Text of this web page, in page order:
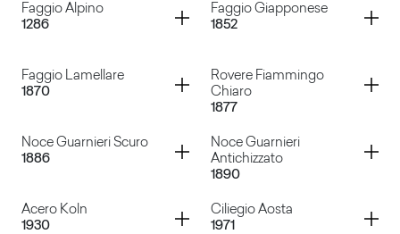
Faggio Alpino
1286
Container
Faggio Giapponese
1852
Container
Faggio Lamellare
1870
Container
Rovere Fiammingo
Chiaro
1877
Container
Noce Guarnieri Scuro
1886
Container
Noce Guarnieri
Antichizzato
1890
Container
Acero Koln
1930
Container
Ciliegio Aosta
1971
Container